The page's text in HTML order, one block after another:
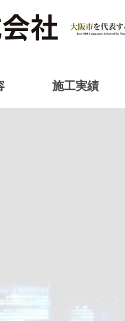
施工実績